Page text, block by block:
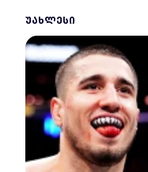
ᲣᲐᲮᲚᲔᲡᲘ